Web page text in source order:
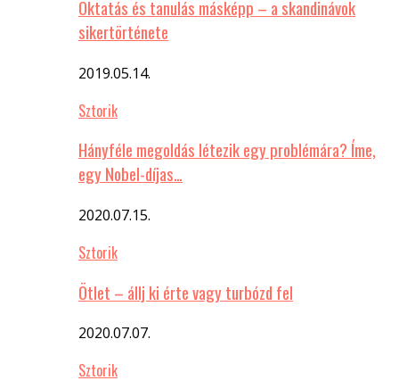
Oktatás és tanulás másképp – a skandinávok
sikertörténete
2019.05.14.
Sztorik
Hányféle megoldás létezik egy problémára? Íme,
egy Nobel-díjas…
2020.07.15.
Sztorik
Ötlet – állj ki érte vagy turbózd fel
2020.07.07.
Sztorik